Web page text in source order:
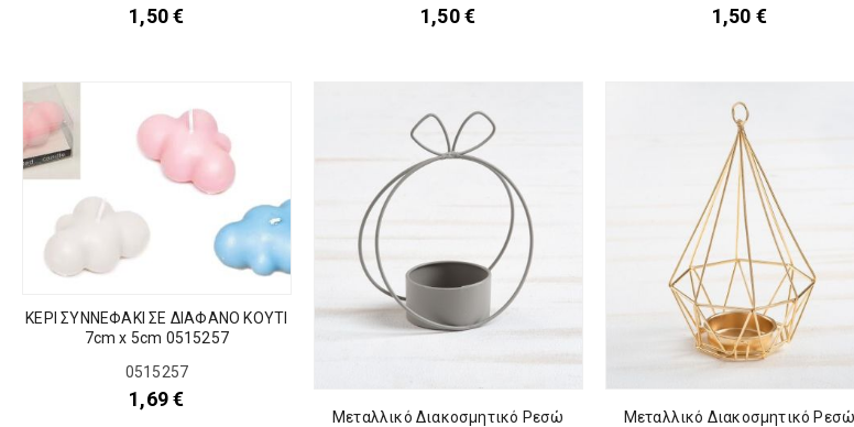
1,50€ 1,50€ 1,50 €
ΚΕΡΙ ΣΥΝΝΕΦΑΚΙ ΣΕ ΔΙΑΦΑΝΟ ΚΟΥΤΙ
7cm x 5cm 0515257
0515257
1,69€
Μεταλλικό Διακοσμητικό Ρεσώ Μεταλλικό Διακοσμητικό Ρεσώ